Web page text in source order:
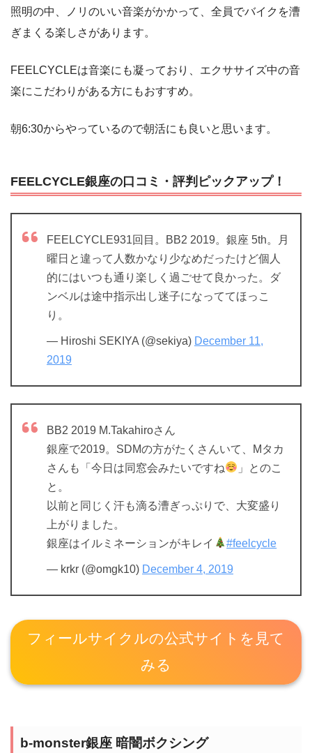
照明の中、ノリのいい音楽がかかって、全員でバイクを漕
ぎまくる楽しさがあります。
FEELCYCLEは音楽にも凝っており、エクササイズ中の音
楽にこだわりがある方にもおすすめ。
朝6:30からやっているので朝活にも良いと思います。
FEELCYCLE銀座の口コミ・評判ピックアップ！
FEELCYCLE931回目。BB2 2019。銀座 5th。月
曜日と違って人数かなり少なめだったけど個人
的にはいつも通り楽しく過ごせて良かった。ダ
ンベルは途中指示出し迷子になっててほっこ
り。
— Hiroshi SEKIYA (@sekiya) December 11,
2019
BB2 2019 M.Takahiroさん
銀座で2019。SDMの方がたくさんいて、Mタカ
さんも「今日は同窓会みたいですね
」とのこ
と。
以前と同じく汗も滴る漕ぎっぷりで、大変盛り
上がりました。
銀座はイルミネーションがキレイ
#feelcycle
— krkr (@omgk10) December 4, 2019
フィールサイクルの公式サイトを見て
みる
b-monster銀座 暗闇ボクシング